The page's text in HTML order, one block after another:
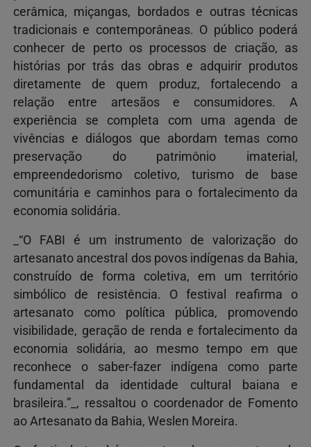
cerâmica, miçangas, bordados e outras técnicas
tradicionais e contemporâneas. O público poderá
conhecer de perto os processos de criação, as
histórias por trás das obras e adquirir produtos
diretamente de quem produz, fortalecendo a
relação entre artesãos e consumidores. A
experiência se completa com uma agenda de
vivências e diálogos que abordam temas como
preservação do patrimônio imaterial,
empreendedorismo coletivo, turismo de base
comunitária e caminhos para o fortalecimento da
economia solidária.
_“O FABI é um instrumento de valorização do
artesanato ancestral dos povos indígenas da Bahia,
construído de forma coletiva, em um território
simbólico de resistência. O festival reafirma o
artesanato como política pública, promovendo
visibilidade, geração de renda e fortalecimento da
economia solidária, ao mesmo tempo em que
reconhece o saber-fazer indígena como parte
fundamental da identidade cultural baiana e
brasileira.”_, ressaltou o coordenador de Fomento
ao Artesanato da Bahia, Weslen Moreira.